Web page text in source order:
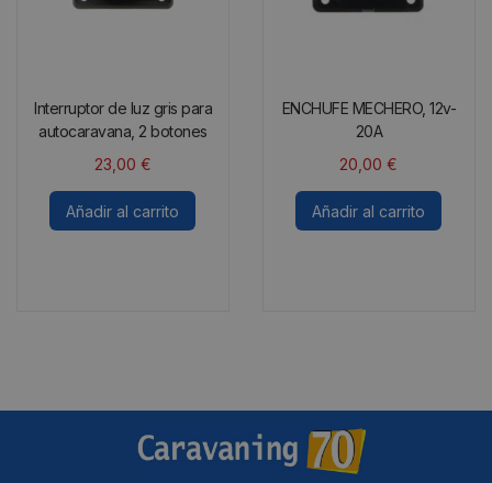
Interruptor de luz gris para
autocaravana, 2 botones
23,00 €
Añadir al carrito
ENCHUFE MECHERO, 12v-
20A
20,00€
Añadir al carrito